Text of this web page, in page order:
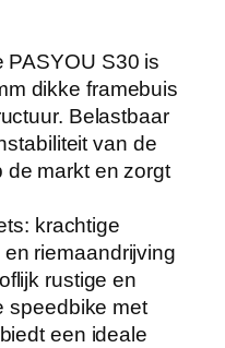
PASYOU S30 is
dikke framebuis
Belastbaar
van de
de markt en zorgt
krachtige
riemaandrijving
rustige en
speedbike met
een ideale